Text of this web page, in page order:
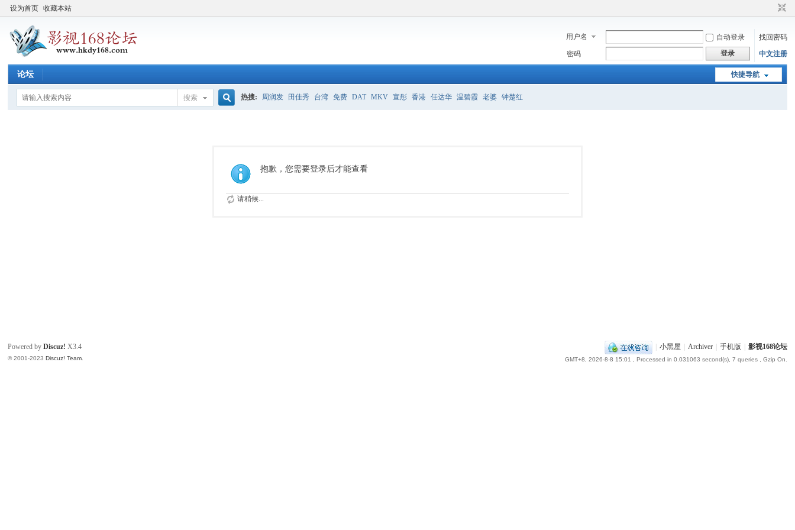
设为首页 收藏本站
用户名 自动登录
找回密码
密码
登录 中文注册
快捷导航
论坛
搜索 热搜: 周润发 田佳秀 台湾 免费 DAT MKV 宣彤 香港 任达华 温碧霞 老婆 钟楚红
抱歉，您需要登录后才能查看
请稍候...
小黑屋 Archiver 手机版 影视168论坛
GMT+8, 2026-8-8 15:01 , Processed in 0.031063 second(s), 7 queries , Gzip On.
Powered byDiscuz! X3.4
© 2001-2023Discuz! Team